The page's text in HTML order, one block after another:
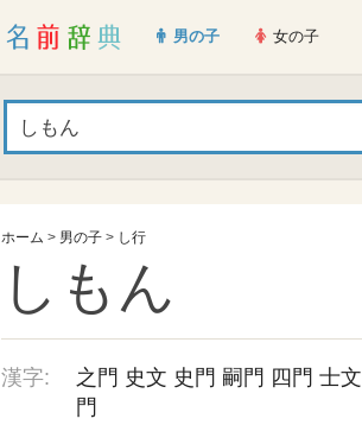
男の子 女の子
ホーム > 男の子 > し行
しもん
漢字: 之門 史文 史門 嗣門 四門 士文
門